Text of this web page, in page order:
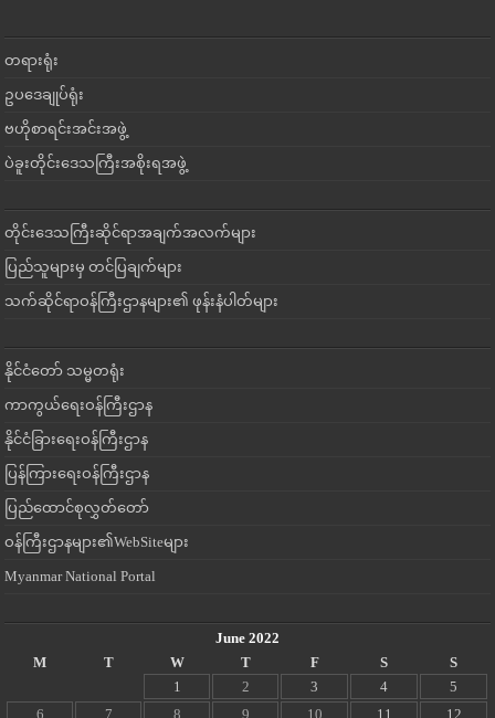
တရားရုံး
ဥပဒေချုပ်ရုံး
ဗဟိုစာရင်းအင်းအဖွဲ့
ပဲခူးတိုင်းဒေသကြီးအစိုးရအဖွဲ့
တိုင်းဒေသကြီးဆိုင်ရာအချက်အလက်များ
ပြည်သူများမှ တင်ပြချက်များ
သက်ဆိုင်ရာဝန်ကြီးဌာနများ၏ ဖုန်းနံပါတ်များ
နိုင်ငံတော် သမ္မတရုံး
ကာကွယ်ရေးဝန်ကြီးဌာန
နိုင်ငံခြားရေးဝန်ကြီးဌာန
ပြန်ကြားရေးဝန်ကြီးဌာန
ပြည်ထောင်စုလွှတ်တော်
ဝန်ကြီးဌာနများ၏WebSiteများ
Myanmar National Portal
June 2022
M
T W T F S
S
1
2 3 4
5
6
7 8 9 10 11 12